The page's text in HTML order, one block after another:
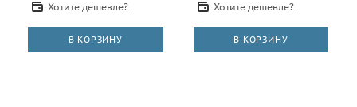
Хотите дешевле?
В КОРЗИНУ
Хотите дешевле?
В КОРЗИНУ